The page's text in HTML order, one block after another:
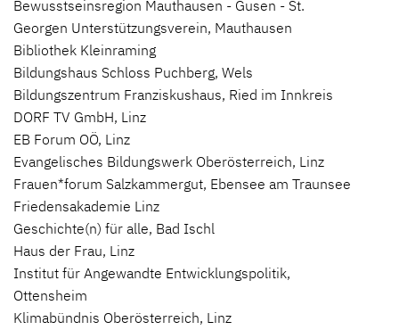
Bewusstseinsregion Mauthausen - Gusen - St.
Georgen Unterstützungsverein, Mauthausen
Bibliothek Kleinraming
Bildungshaus Schloss Puchberg, Wels
Bildungszentrum Franziskushaus, Ried im Innkreis
DORF TV GmbH, Linz
EB Forum OÖ, Linz
Evangelisches Bildungswerk Oberösterreich, Linz
Frauen*forum Salzkammergut, Ebensee am Traunsee
Friedensakademie Linz
Geschichte(n) für alle, Bad Ischl
Haus der Frau, Linz
Institut für Angewandte Entwicklungspolitik,
Ottensheim
Klimabündnis Oberösterreich, Linz